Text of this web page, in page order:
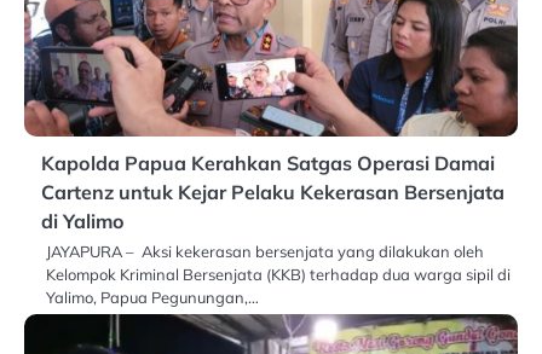
Kapolda Papua Kerahkan Satgas Operasi Damai
Cartenz untuk Kejar Pelaku Kekerasan Bersenjata
di Yalimo
JAYAPURA – Aksi kekerasan bersenjata yang dilakukan oleh
Kelompok Kriminal Bersenjata (KKB) terhadap dua warga sipil di
Yalimo, Papua Pegunungan,…